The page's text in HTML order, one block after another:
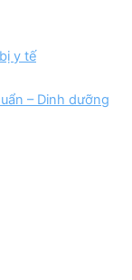
y tế
– Dinh dưỡng